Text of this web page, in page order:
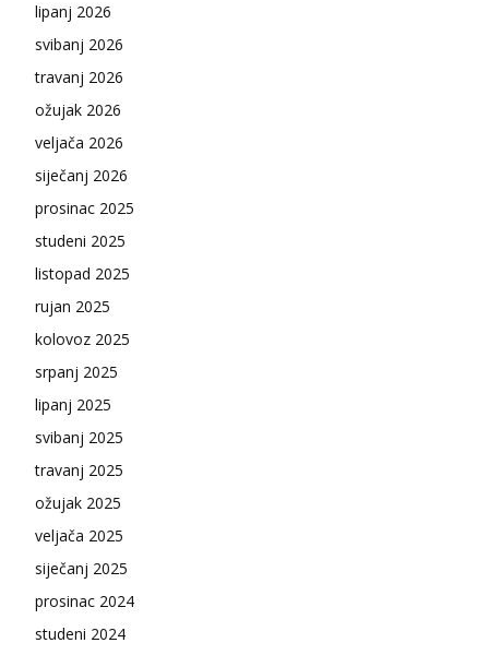
lipanj 2026
svibanj 2026
travanj 2026
ožujak 2026
veljača 2026
siječanj 2026
prosinac 2025
studeni 2025
listopad 2025
rujan 2025
kolovoz 2025
srpanj 2025
lipanj 2025
svibanj 2025
travanj 2025
ožujak 2025
veljača 2025
siječanj 2025
prosinac 2024
studeni 2024